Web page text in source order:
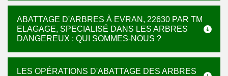
ABATTAGE D'ARBRES À EVRAN, 22630 PAR TM
ELAGAGE, SPECIALISÉ DANS LES ARBRES
DANGEREUX : QUI SOMMES-NOUS ?
LES OPÉRATIONS D'ABATTAGE DES ARBRES